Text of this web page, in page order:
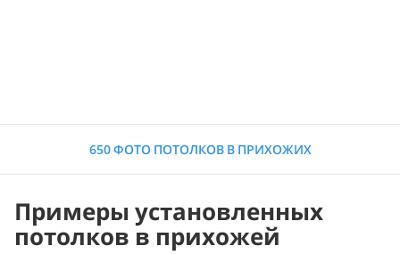
650 ФОТО ПОТОЛКОВ В ПРИХОЖИХ
Примеры установленных
потолков в прихожей